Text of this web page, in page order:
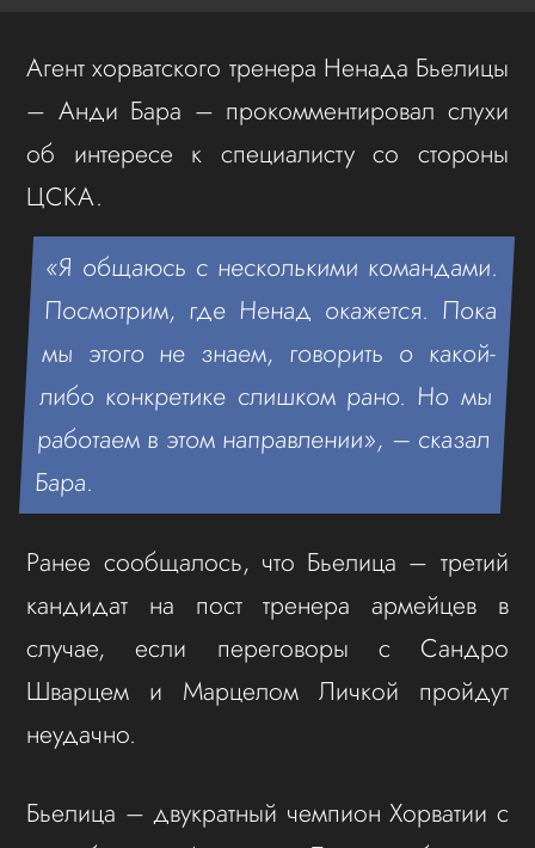
Агент хорватского тренера Ненада Бьелицы
– Анди Бара – прокомментировал слухи
об интересе к специалисту со стороны
ЦСКА.
«Я общаюсь с несколькими командами.
Посмотрим, где Ненад окажется. Пока
мы этого не знаем, говорить о какой-
либо конкретике слишком рано. Но мы
работаем в этом направлении», – сказал
Бара.
Ранее сообщалось, что Бьелица – третий
кандидат на пост тренера армейцев в
случае, если переговоры с Сандро
Шварцем и Марцелом Личкой пройдут
неудачно.
Бьелица – двукратный чемпион Хорватии с